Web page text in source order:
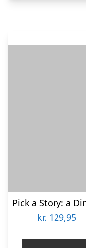
kr. 129,95